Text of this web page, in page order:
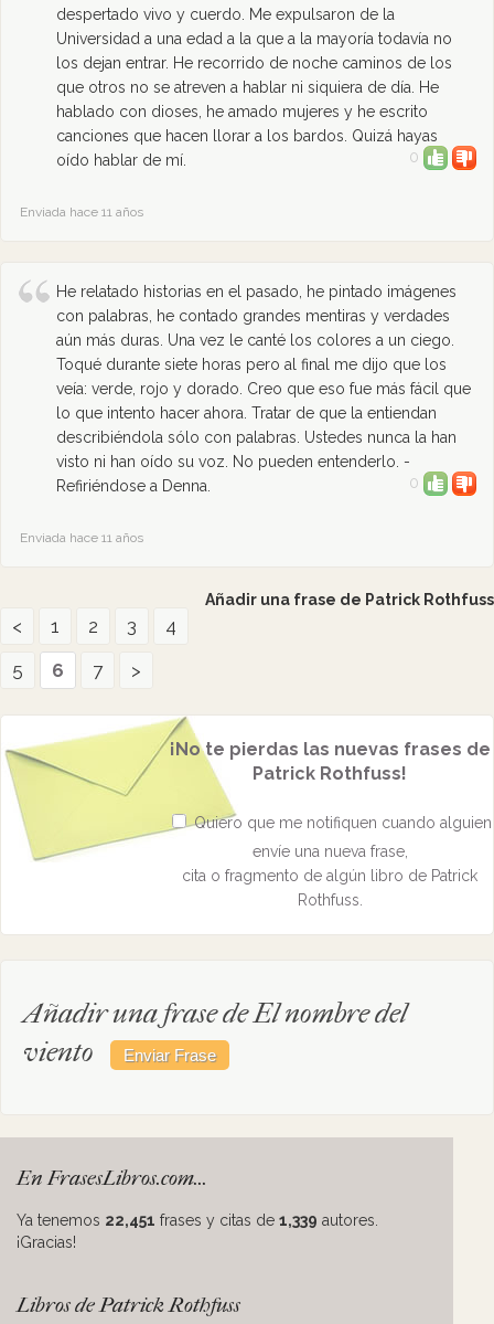
despertado vivo y cuerdo. Me expulsaron de la
Universidad a una edad a la que a la mayoría todavía no
los dejan entrar. He recorrido de noche caminos de los
que otros no se atreven a hablar ni siquiera de día. He
hablado con dioses, he amado mujeres y he escrito
canciones que hacen llorar a los bardos. Quizá hayas
oído hablar de mí.
0
Enviada hace 11 años
He relatado historias en el pasado, he pintado imágenes
con palabras, he contado grandes mentiras y verdades
aún más duras. Una vez le canté los colores a un ciego.
Toqué durante siete horas pero al final me dijo que los
veía: verde, rojo y dorado. Creo que eso fue más fácil que
lo que intento hacer ahora. Tratar de que la entiendan
describiéndola sólo con palabras. Ustedes nunca la han
visto ni han oído su voz. No pueden entenderlo. -
Refiriéndose a Denna.
0
Enviada hace 11 años
Añadir una frase de Patrick Rothfuss
< 1 2 3
4
5
6 7 >
¡No te pierdas las nuevas frases de
Patrick Rothfuss!
Quiero que me notifiquen cuando alguien
envíe una nueva frase,
cita o fragmento de algún libro de Patrick
Rothfuss.
Añadir una frase de El nombre del
viento
En FrasesLibros.com...
Ya tenemos 22,451 frases y citas de 1,339 autores.
¡Gracias!
Libros de Patrick Rothfuss